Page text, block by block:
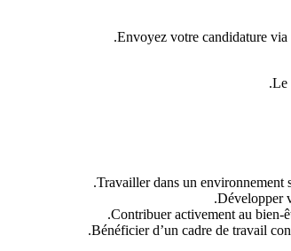
Envoyez votre candidature
Le
Travailler dans un environnement
Développer
Contribuer activement au bien-
Bénéficier d’un cadre de travail